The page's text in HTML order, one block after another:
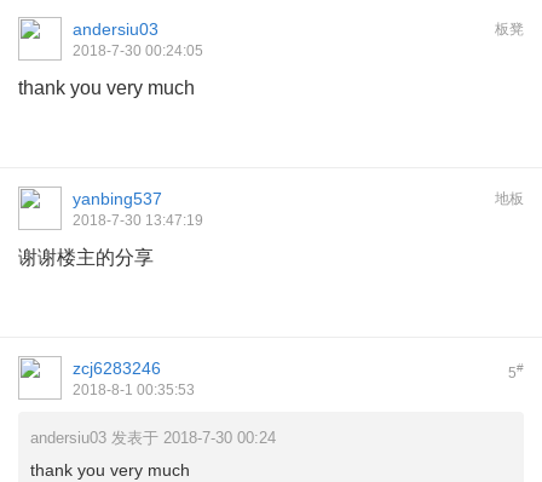
板凳
andersiu03
2018-7-30 00:24:05
thank you very much
地板
yanbing537
2018-7-30 13:47:19
谢谢楼主的分享
5#
zcj6283246
2018-8-1 00:35:53
andersiu03 发表于 2018-7-30 00:24
thank you very much